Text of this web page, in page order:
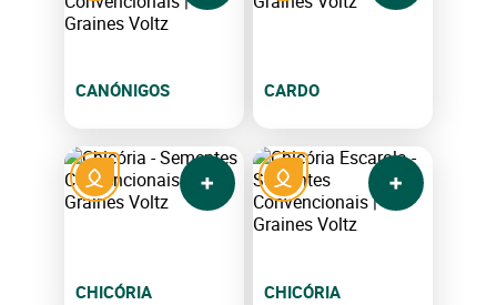
CANÓNIGOS CARDO
CHICÓRIA
CHICÓRIA